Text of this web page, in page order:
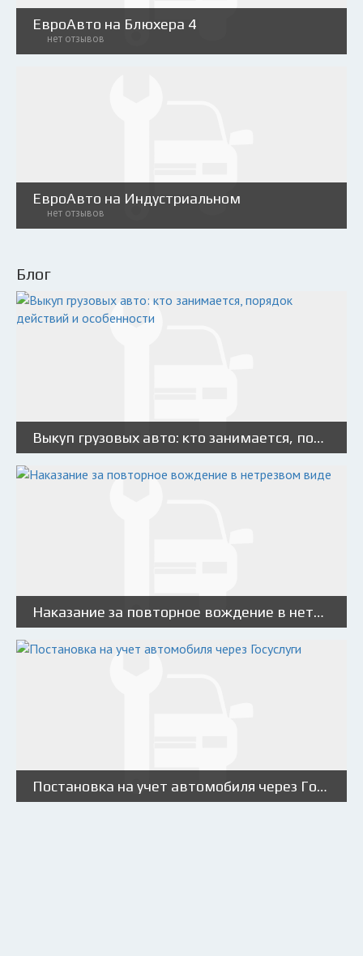
ЕвроАвто на Блюхера 4
нет отзывов
ЕвроАвто на Индустриальном
нет отзывов
Блог
Выкуп грузовых авто: кто занимается, порядок действий и особенности
Наказание за повторное вождение в нетрезвом виде
Постановка на учет автомобиля через Госуслуги